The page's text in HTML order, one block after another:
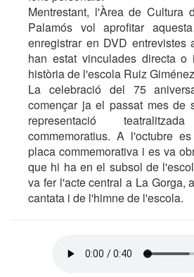
Mentrestant, l'Àrea de Cultura
Palamós vol aprofitar
enregistrar en DVD entrevistes
han estat vinculades directa o
història de l'escola Ruiz
La celebració del 75
començar ja el passat mes de
representació
commemoratius. A l'octubre
placa commemorativa i es va
que hi ha en el subsol de
va fer l'acte central a La Gorga,
cantata i de l'himne de l'escola.